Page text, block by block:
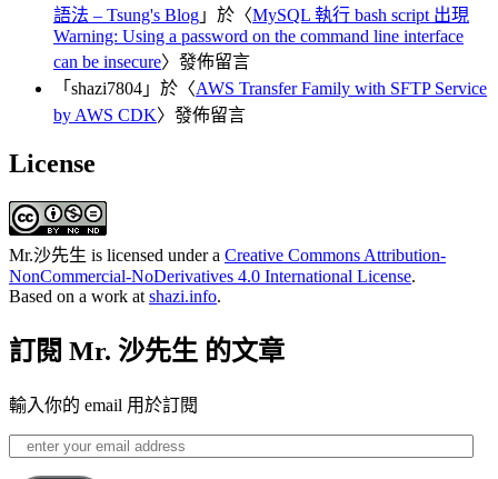
語法 – Tsung's Blog 」於〈MySQL 執行 bash script 出現
Warning: Using a password on the command line interface
can be insecure〉發佈留言
「 shazi7804 」於〈AWS Transfer Family with SFTP Service
by AWS CDK〉發佈留言
License
Mr.沙先生 is licensed under a Creative Commons Attribution-
NonCommercial-NoDerivatives 4.0 International License.
Based on a work at shazi.info.
訂閱 Mr. 沙先生 的文章
輸入你的 email 用於訂閱
enter
your